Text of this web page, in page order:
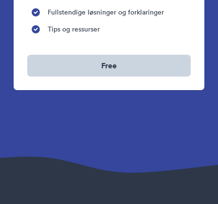
Fullstendige løsninger og forklaringer
Tips og ressurser
Free